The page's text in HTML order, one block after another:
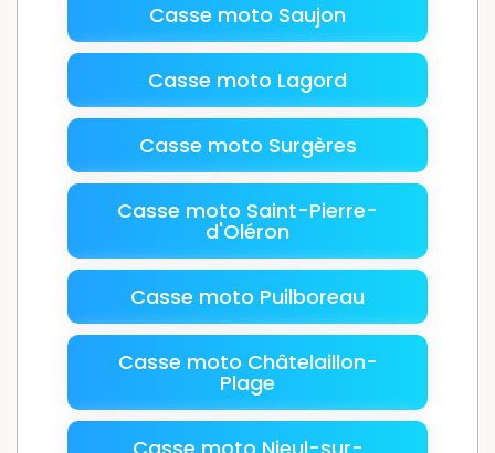
Casse moto Saujon
Casse moto Lagord
Casse moto Surgères
Casse moto Saint-Pierre-
d'Oléron
Casse moto Puilboreau
Casse moto Châtelaillon-
Plage